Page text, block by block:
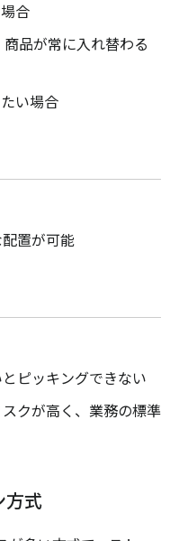
合
品が常に入れ替わる
い場合
置が可能
ピッキングできない
クが高く、業務の標準
方式